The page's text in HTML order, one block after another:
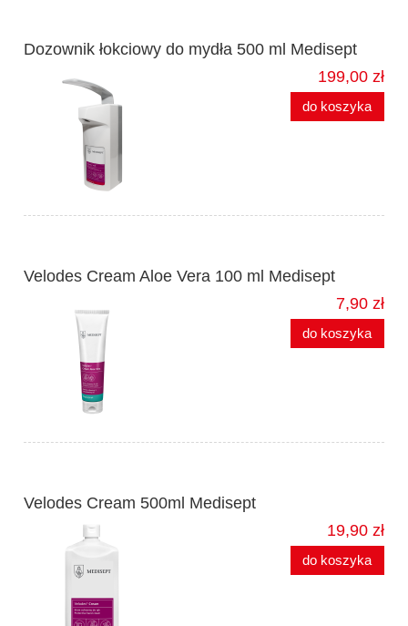
Dozownik łokciowy do mydła 500 ml Medisept
199,00 zł
do koszyka
Velodes Cream Aloe Vera 100 ml Medisept
7,90 zł
do koszyka
Velodes Cream 500ml Medisept
19,90 zł
do koszyka